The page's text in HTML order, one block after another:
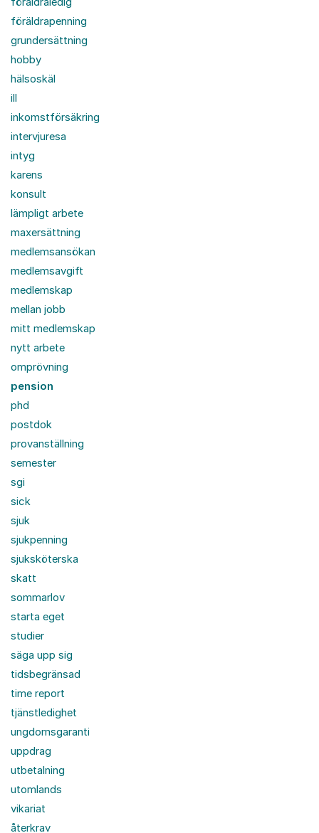
föräldrapenning
grundersättning
hobby
hälsoskäl
ill
inkomstförsäkring
intervjuresa
intyg
karens
konsult
lämpligt arbete
maxersättning
medlemsansökan
medlemsavgift
medlemskap
mellan jobb
mitt medlemskap
nytt arbete
omprövning
pension
phd
postdok
provanställning
semester
sgi
sick
sjuk
sjukpenning
sjuksköterska
skatt
sommarlov
starta eget
studier
säga upp sig
tidsbegränsad
time report
tjänstledighet
ungdomsgaranti
uppdrag
utbetalning
utomlands
vikariat
återkrav